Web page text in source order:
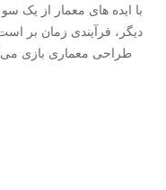
با ایده های معمار از یک
دیگر، فرآیندی زمان بر
طراحی معماری بازی می